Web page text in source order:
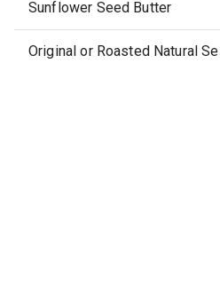
Sunflower Seed Butter